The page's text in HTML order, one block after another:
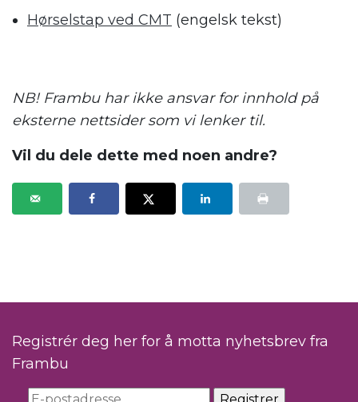
Hørselstap ved CMT (engelsk tekst)
NB! Frambu har ikke ansvar for innhold på
eksterne nettsider som vi lenker til.
Vil du dele dette med noen andre?
Registrér deg her for å motta nyhetsbrev fra
Frambu